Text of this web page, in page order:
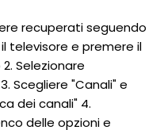
recuperati seguendo
televisore e premere il
Selezionare
Scegliere "Canali" e
dei canali" 4.
delle opzioni e